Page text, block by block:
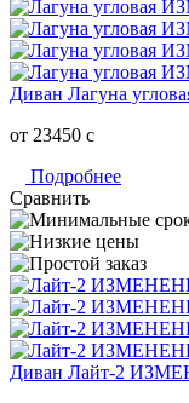
Диван Лагуна
от 23450 c
Подробнее
Сравнить
Диван Лайт-2